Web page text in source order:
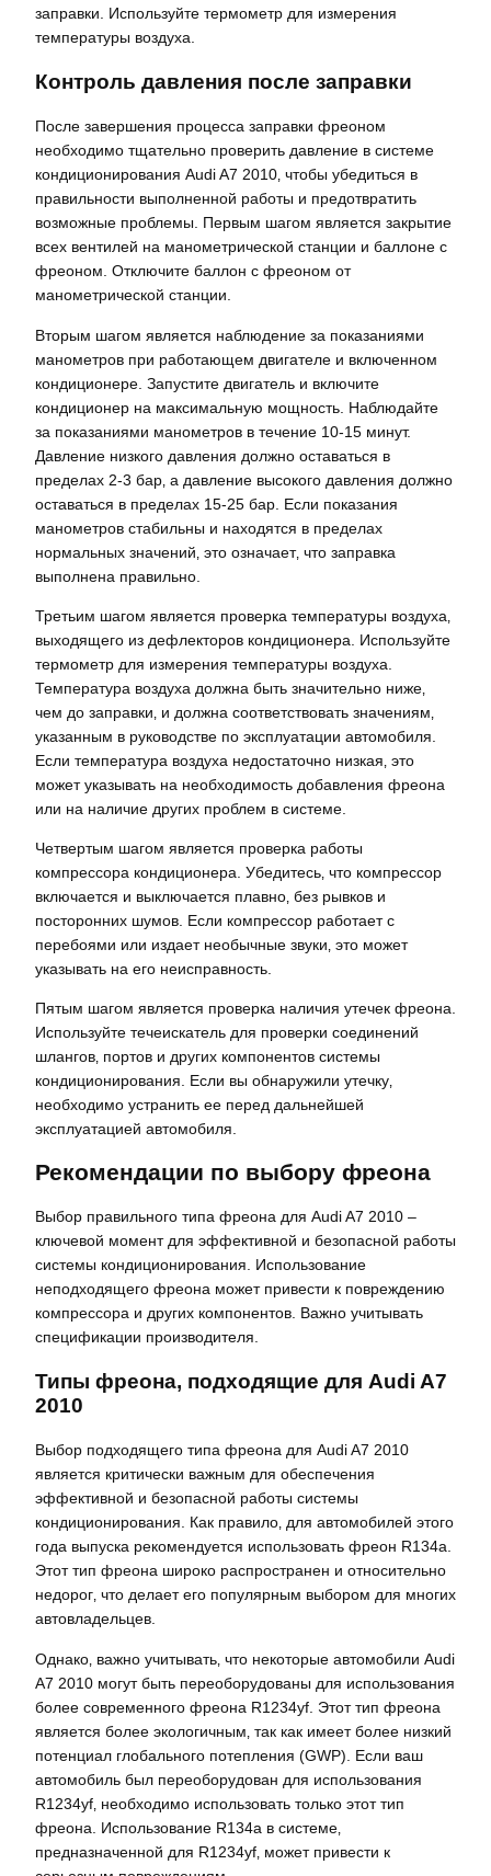
заправки. Используйте термометр для измерения
температуры воздуха.
Контроль давления после заправки
После завершения процесса заправки фреоном
необходимо тщательно проверить давление в системе
кондиционирования Audi A7 2010‚ чтобы убедиться в
правильности выполненной работы и предотвратить
возможные проблемы. Первым шагом является закрытие
всех вентилей на манометрической станции и баллоне с
фреоном. Отключите баллон с фреоном от
манометрической станции.
Вторым шагом является наблюдение за показаниями
манометров при работающем двигателе и включенном
кондиционере. Запустите двигатель и включите
кондиционер на максимальную мощность. Наблюдайте
за показаниями манометров в течение 10-15 минут.
Давление низкого давления должно оставаться в
пределах 2-3 бар‚ а давление высокого давления должно
оставаться в пределах 15-25 бар. Если показания
манометров стабильны и находятся в пределах
нормальных значений‚ это означает‚ что заправка
выполнена правильно.
Третьим шагом является проверка температуры воздуха‚
выходящего из дефлекторов кондиционера. Используйте
термометр для измерения температуры воздуха.
Температура воздуха должна быть значительно ниже‚
чем до заправки‚ и должна соответствовать значениям‚
указанным в руководстве по эксплуатации автомобиля.
Если температура воздуха недостаточно низкая‚ это
может указывать на необходимость добавления фреона
или на наличие других проблем в системе.
Четвертым шагом является проверка работы
компрессора кондиционера. Убедитесь‚ что компрессор
включается и выключается плавно‚ без рывков и
посторонних шумов. Если компрессор работает с
перебоями или издает необычные звуки‚ это может
указывать на его неисправность.
Пятым шагом является проверка наличия утечек фреона.
Используйте течеискатель для проверки соединений
шлангов‚ портов и других компонентов системы
кондиционирования. Если вы обнаружили утечку‚
необходимо устранить ее перед дальнейшей
эксплуатацией автомобиля.
Рекомендации по выбору фреона
Выбор правильного типа фреона для Audi A7 2010 –
ключевой момент для эффективной и безопасной работы
системы кондиционирования. Использование
неподходящего фреона может привести к повреждению
компрессора и других компонентов. Важно учитывать
спецификации производителя.
Типы фреона‚ подходящие для Audi A7
2010
Выбор подходящего типа фреона для Audi A7 2010
является критически важным для обеспечения
эффективной и безопасной работы системы
кондиционирования. Как правило‚ для автомобилей этого
года выпуска рекомендуется использовать фреон R134a.
Этот тип фреона широко распространен и относительно
недорог‚ что делает его популярным выбором для многих
автовладельцев.
Однако‚ важно учитывать‚ что некоторые автомобили Audi
A7 2010 могут быть переоборудованы для использования
более современного фреона R1234yf. Этот тип фреона
является более экологичным‚ так как имеет более низкий
потенциал глобального потепления (GWP). Если ваш
автомобиль был переоборудован для использования
R1234yf‚ необходимо использовать только этот тип
фреона. Использование R134a в системе‚
предназначенной для R1234yf‚ может привести к